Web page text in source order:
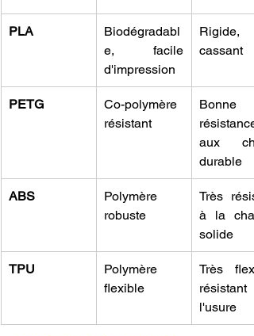
PLA
Biodégradabl
e, facile
d'impression
Rigide,
cassant
PETG
Co-polymère
résistant
Bonne
résistance
aux
durable
ABS
Polymère
robuste
Très
à la
solide
TPU
Polymère
flexible
Très
l'usure